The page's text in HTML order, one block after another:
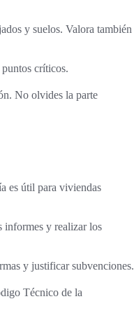
y suelos. Valora también
críticos.
No olvides la parte
es útil para viviendas
informes y realizar los
y justificar subvenciones.
Técnico de la